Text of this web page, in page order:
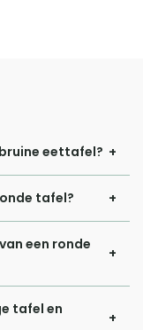
eettafel?
elkaar
wat zorgt voor
tafel. Dit maakt
familie of
De warme bruine
tafel?
het type stoelen
meer stoelen er
de breedte van
een ronde
daarbij minimaal
tafel en